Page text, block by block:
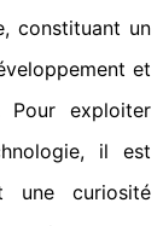
constituant un
et
Pour exploiter
il est
une curiosité